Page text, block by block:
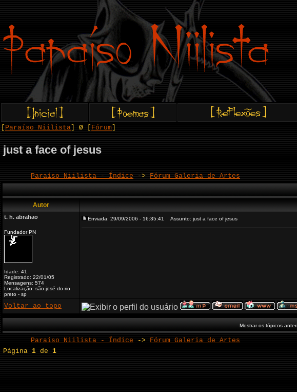
Paraíso Niilista ] Ø [ Fórum
just a face of jesus
Paraíso Niilista - Índice -> Fórum Galeria de Artes
Autor
t. h. abrahao
Fundador PN
Idade: 41
Registrado: 22/01/05
Mensagens: 574
Localização: são josé do rio
preto - sp
Enviada: 29/09/2006 - 16:35:41 Assunto: just a face of jesus
Voltar ao topo
Mostrar os tópicos
Paraíso Niilista - Índice -> Fórum Galeria de Artes
Página1 de1